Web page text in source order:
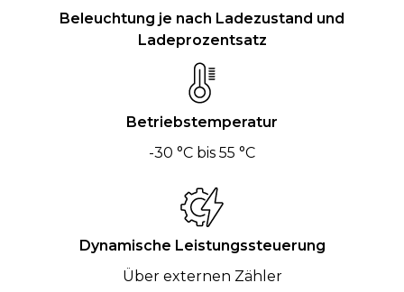
Beleuchtung je nach Ladezustand und
Ladeprozentsatz
Betriebstemperatur
-30 °C bis 55 °C
Dynamische Leistungssteuerung
Über externen Zähler